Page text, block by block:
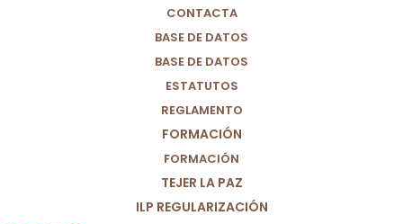
CONTACTA
BASE DE DATOS
BASE DE DATOS
ESTATUTOS
REGLAMENTO
FORMACIÓN
FORMACIÓN
TEJER LA PAZ
ILP REGULARIZACIÓN